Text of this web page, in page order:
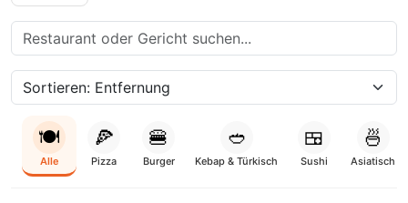
🍽️
Alle
🍕
Pizza
🍔
Burger
🥙
Kebap & Türkisch
🍱
Sushi
🍜
Asiatisch